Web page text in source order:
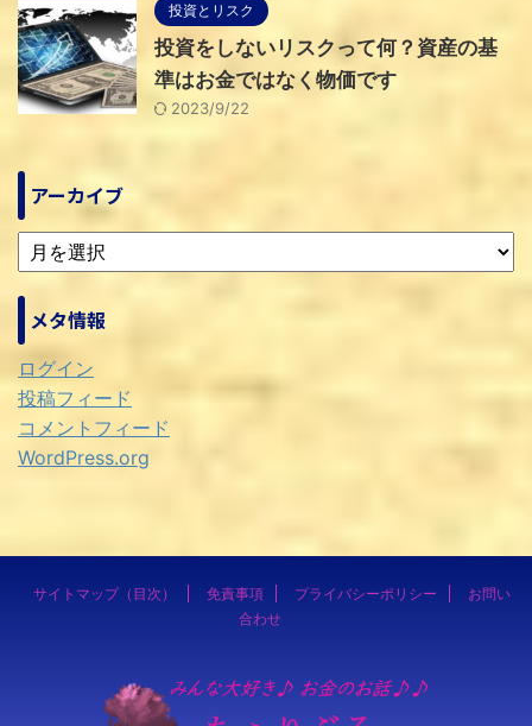
投資とリスク
投資をしないリスクって何？資産の基
準はお金ではなく物価です
2023/9/22
アーカイブ
メタ情報
ログイン
投稿フィード
コメントフィード
WordPress.org
サイトマップ（目次） 免責事項 プライバシーポリシー
お問い
合わせ